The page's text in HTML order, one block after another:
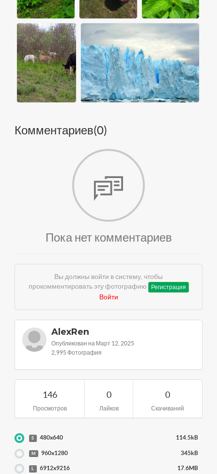
Комментариев(0)
Пока нет комментариев
Вы должны войти в систему, чтобы
прокомментировать эту фотографию
Регистрация
Войти
AlexRen
Опубликован на Март 12, 2025
2,995 Фотография
146
Просмотров
0
Лайков
0
Скачиваний
S 480x640 114.5kB
M 960x1280 345kB
L 6912x9216 17.6MB